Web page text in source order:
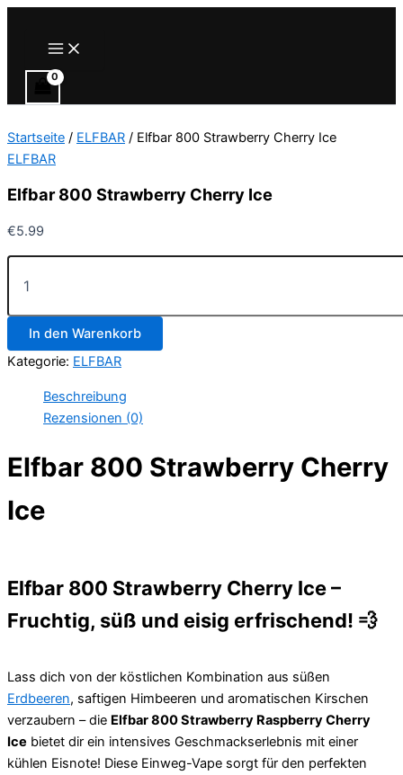
Main
Menu
Startseite / ELFBAR / Elfbar 800 Strawberry Cherry Ice
ELFBAR
Elfbar 800 Strawberry Cherry Ice
€5.99
Elfbar
800
Cherry
Menge
In den Warenkorb
Kategorie: ELFBAR
Beschreibung
Rezensionen (0)
Elfbar 800 Strawberry Cherry
Ice
Elfbar 800 Strawberry Cherry Ice –
Fruchtig, süß und eisig erfrischend! 💨
Lass dich von der köstlichen Kombination aus süßen
Erdbeeren, saftigen Himbeeren und aromatischen Kirschen
verzaubern – die Elfbar 800 Strawberry Raspberry Cherry
Ice bietet dir ein intensives Geschmackserlebnis mit einer
kühlen Eisnote! Diese Einweg-Vape sorgt für den perfekten